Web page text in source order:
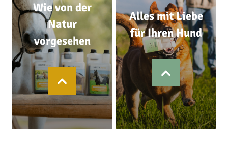
Wie von der
Natur
vorgesehen
Alles mit Liebe
für Ihren Hund